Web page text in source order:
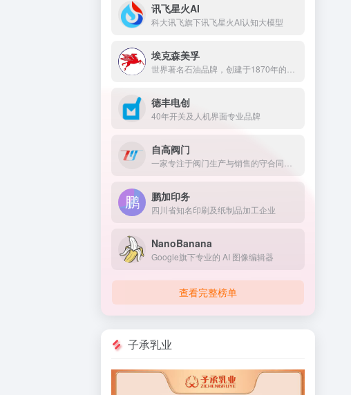
讯飞星火AI
科大讯飞旗下讯飞星火AI认知大模型
埃克森美孚
德丰电创
40年开关及人机界面专业品牌
自高阀门
鹏加印务
四川省知名印刷及纸制品加工企业
NanoBanana
Google旗下专业的 AI 图像编辑器
查看完整榜单
子承乳业